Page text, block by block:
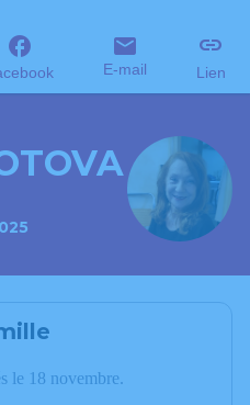
E-mail Lien
le 18 novembre.